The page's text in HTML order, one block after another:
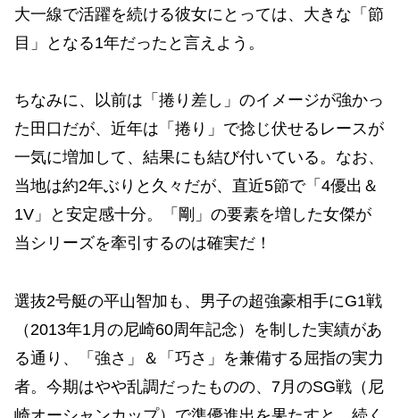
大一線で活躍を続ける彼女にとっては、大きな「節
目」となる1年だったと言えよう。
ちなみに、以前は「捲り差し」のイメージが強かっ
た田口だが、近年は「捲り」で捻じ伏せるレースが
一気に増加して、結果にも結び付いている。なお、
当地は約2年ぶりと久々だが、直近5節で「4優出＆
1V」と安定感十分。「剛」の要素を増した女傑が
当シリーズを牽引するのは確実だ！
選抜2号艇の平山智加も、男子の超強豪相手にG1戦
（2013年1月の尼崎60周年記念）を制した実績があ
る通り、「強さ」＆「巧さ」を兼備する屈指の実力
者。今期はやや乱調だったものの、7月のSG戦（尼